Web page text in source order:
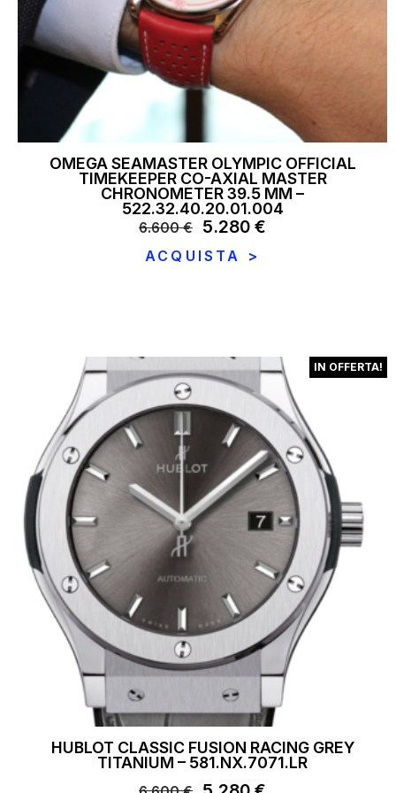
OMEGA SEAMASTER OLYMPIC OFFICIAL
TIMEKEEPER CO-AXIAL MASTER
CHRONOMETER 39.5 MM –
522.32.40.20.01.004
6.600€
Il
prezzo
5.280 €
ACQUISTA >
IN OFFERTA!
HUBLOT CLASSIC FUSION RACING GREY
TITANIUM – 581.NX.7071.LR